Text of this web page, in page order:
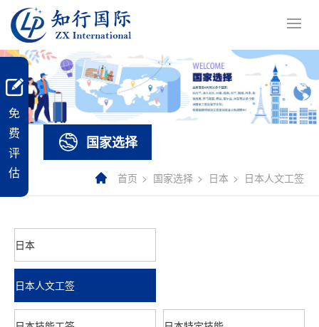
国家选择
首页 国家选择 日本 日本人文工签
日本
日本人文工签
免
费
评
估